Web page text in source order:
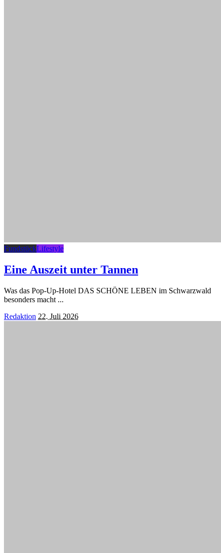
FundstückLifestyle
Eine Auszeit unter Tannen
Was das Pop-Up-Hotel DAS SCHÖNE LEBEN im Schwarzwald
besonders macht ...
Posted
Redaktion 22. Juli 2026